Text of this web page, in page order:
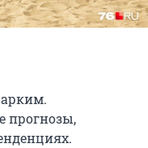
прогнозы,